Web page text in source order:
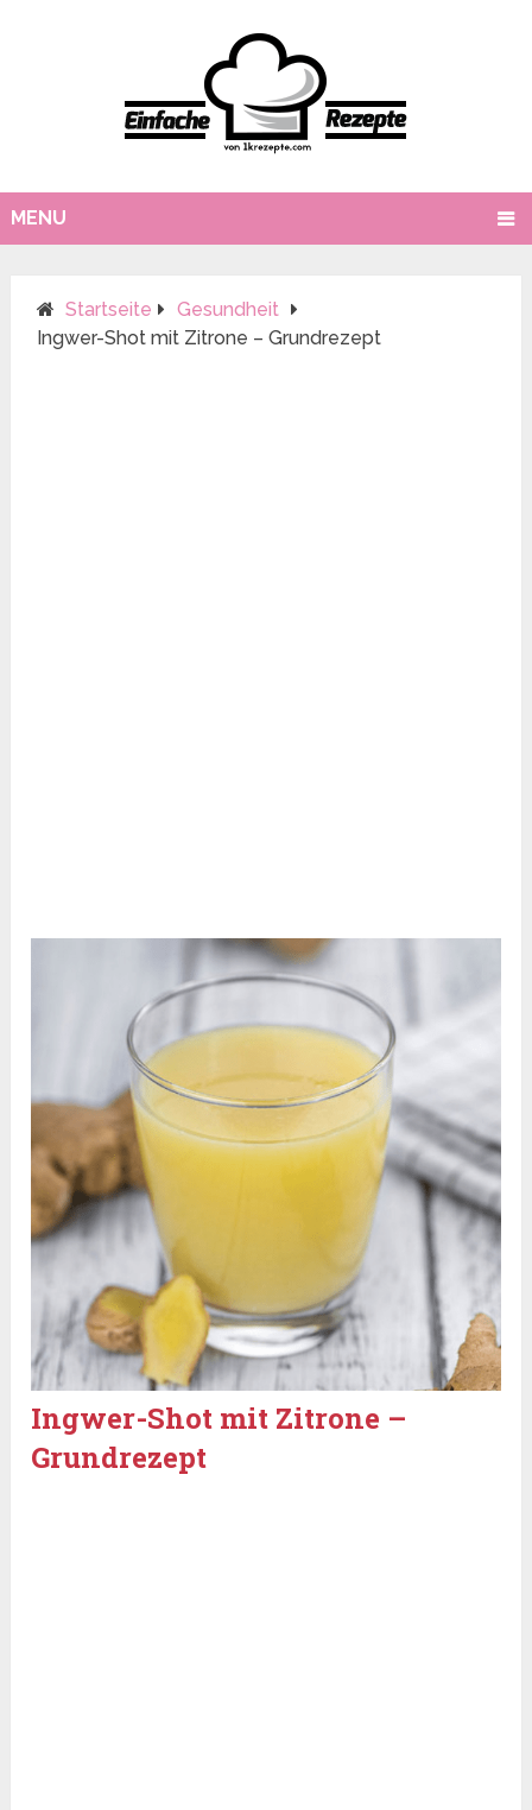
MENU
Startseite
Gesundheit
Ingwer-Shot mit Zitrone – Grundrezept
Ingwer-Shot mit Zitrone –
Grundrezept